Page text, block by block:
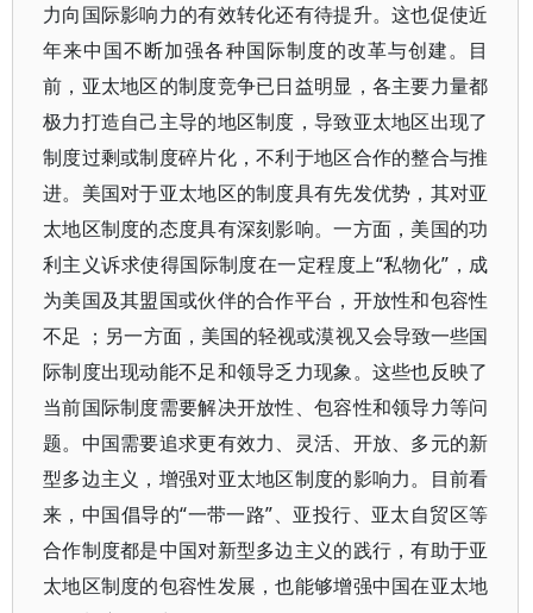
力向国际影响力的有效转化还有待提升。这也促使近
年来中国不断加强各种国际制度的改革与创建。目
前，亚太地区的制度竞争已日益明显，各主要力量都
极力打造自己主导的地区制度，导致亚太地区出现了
制度过剩或制度碎片化，不利于地区合作的整合与推
进。美国对于亚太地区的制度具有先发优势，其对亚
太地区制度的态度具有深刻影响。一方面，美国的功
利主义诉求使得国际制度在一定程度上“私物化”，成
为美国及其盟国或伙伴的合作平台，开放性和包容性
不足 ；另一方面，美国的轻视或漠视又会导致一些国
际制度出现动能不足和领导乏力现象。这些也反映了
当前国际制度需要解决开放性、包容性和领导力等问
题。中国需要追求更有效力、灵活、开放、多元的新
型多边主义，增强对亚太地区制度的影响力。目前看
来，中国倡导的“一带一路”、亚投行、亚太自贸区等
合作制度都是中国对新型多边主义的践行，有助于亚
太地区制度的包容性发展，也能够增强中国在亚太地